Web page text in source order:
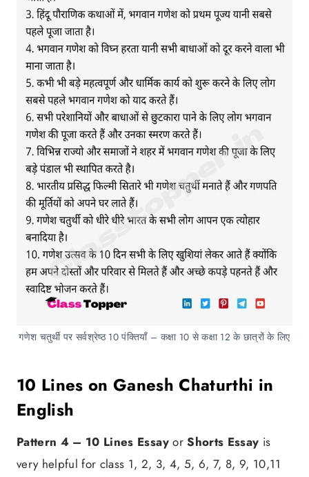
गणेश चतुर्थी पर सर्वश्रेष्ठ 10 पंक्तियाँ – कक्षा 10 से कक्षा 12 के छात्रों के लिए
10 Lines on Ganesh Chaturthi in
English
Pattern 4 – 10 Lines EssayorShorts Essay is
very helpful for class 1, 2, 3, 4, 5, 6, 7, 8, 9, 10,11